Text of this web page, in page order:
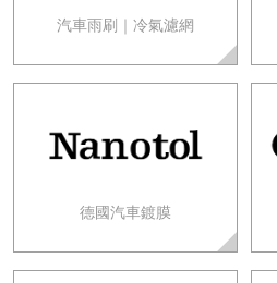
汽車雨刷｜冷氣濾網
德國汽車鍍膜